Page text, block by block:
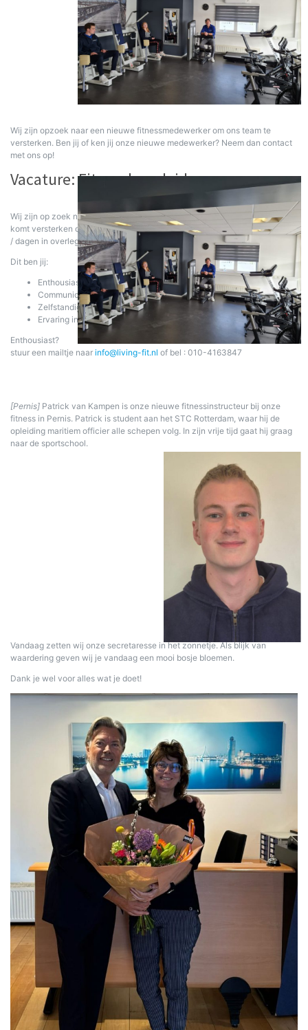
Wij zijn opzoek naar een nieuwe fitnessmedewerker om ons team te
versterken. Ben jij of ken jij onze nieuwe medewerker? Neem dan contact
met ons op!
Vacature: Fitnessbegeleider
Wij zijn op zoek naar een medewerker(ster) in onze fitness die ons team
komt versterken op doordeweekse avonden en in het weekend. Werktijden
/ dagen in overleg
Dit ben jij:
Enthousiast
Communicatief
Zelfstandig
Ervaring in/met fitness is een pré
Enthousiast?
stuur een mailtje naar info@living-fit.nl of bel : 010-4163847
[Pernis] Patrick van Kampen is onze nieuwe fitnessinstructeur bij onze
fitness in Pernis. Patrick is student aan het STC Rotterdam, waar hij de
opleiding maritiem officier alle schepen volg. In zijn vrije tijd gaat hij graag
naar de sportschool.
Vandaag zetten wij onze secretaresse in het zonnetje. Als blijk van
waardering geven wij je vandaag een mooi bosje bloemen.
Dank je wel voor alles wat je doet!